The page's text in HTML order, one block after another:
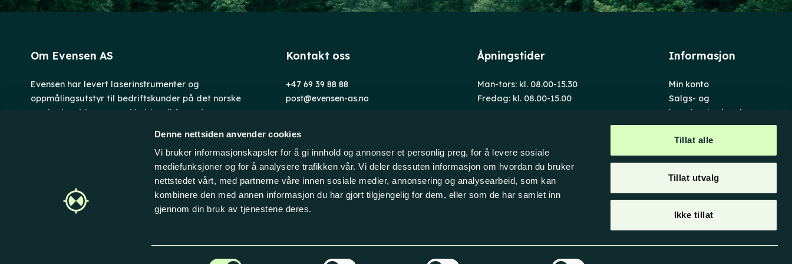
Denne nettsiden anvender cookies
Vi bruker informasjonskapsler for å gi innhold og annonser et personlig preg, for å levere sosiale
mediefunksjoner og for å analysere trafikken vår. Vi deler dessuten informasjon om hvordan du bruker
nettstedet vårt, med partnerne våre innen sosiale medier, annonsering og analysearbeid, som kan
kombinere den med annen informasjon du har gjort tilgjengelig for dem, eller som de har samlet inn
gjennom din bruk av tjenestene deres.
Samtykkevalg
Tillat alle
Tillat utvalg
Ikke tillat
Om Evensen AS
Evensen har levert laserinstrumenter og
oppmålingsutstyr til bedriftskunder på det norske
markedet siden 1996. Vi holder til fem minutters
Kontakt oss
+47 69 39 88 88
post@evensen-as.no
Åpningstider
Man-tors: kl. 08.00-15.30
Fredag: kl. 08.00-15.00
NORGE
Informasjon
Min konto
Salgs- og
leveringsbetingelser
Personvern